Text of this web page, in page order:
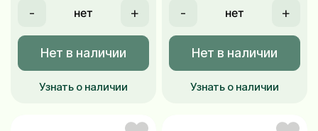
- +
Нет в наличии
Узнать о наличии
- +
Нет в наличии
Узнать о наличии